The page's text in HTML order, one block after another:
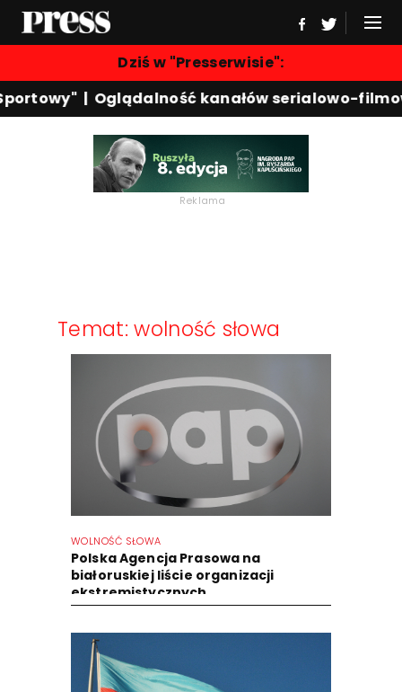
Dziś w "Presserwisie":
| Oglądalność kanałów serialowo-
Reklama
Temat: wolność słowa
WOLNOŚĆ SŁOWA
Polska Agencja Prasowa na
białoruskiej liście organizacji
ekstremistycznych